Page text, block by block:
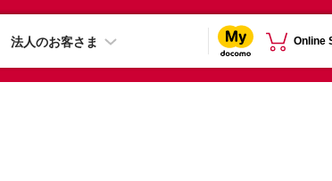
法人のお客さま Online